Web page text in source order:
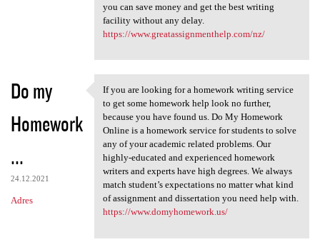
you can save money and get the best writing
facility without any delay.
https://www.greatassignmenthelp.com/nz/
Do my
Homework
...
24.12.2021
Adres
If you are looking for a
If you are looking for a homework writing service
to get some homework help look no further,
because you have found us. Do My Homework
Online is a homework service for students to solve
any of your academic related problems. Our
highly-educated and experienced homework
writers and experts have high degrees. We always
match student’s expectations no matter what kind
of assignment and dissertation you need help with.
https://www.domyhomework.us/